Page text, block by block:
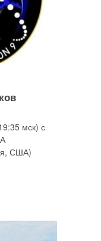
мск) с
США)